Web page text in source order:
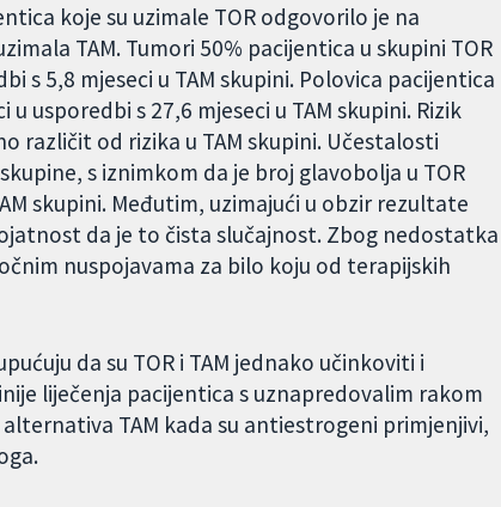
koje su uzimale TOR odgovorilo je na
TAM. Tumori 50% pacijentica u skupini TOR
s 5,8 mjeseci u TAM skupini. Polovica pacijentica
usporedbi s 27,6 mjeseci u TAM skupini. Rizik
različit od rizika u TAM skupini. Učestalosti
s iznimkom da je broj glavobolja u TOR
skupini. Međutim, uzimajući u obzir rezultate
da je to čista slučajnost. Zbog nedostatka
nuspojavama za bilo koju od terapijskih
da su TOR i TAM jednako učinkoviti i
liječenja pacijentica s uznapredovalim rakom
TAM kada su antiestrogeni primjenjivi,